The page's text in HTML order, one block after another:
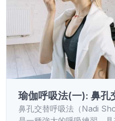
瑜伽呼吸法(一): 鼻孔
鼻孔交替呼吸法（Nadi